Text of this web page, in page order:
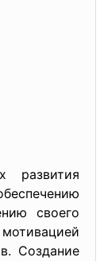
развития
своего
Создание